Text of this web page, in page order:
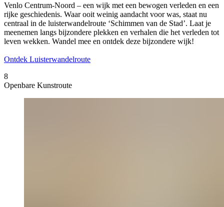
Venlo Centrum-Noord – een wijk met een bewogen verleden en een
rijke geschiedenis. Waar ooit weinig aandacht voor was, staat nu
centraal in de luisterwandelroute ‘Schimmen van de Stad’. Laat je
meenemen langs bijzondere plekken en verhalen die het verleden tot
leven wekken. Wandel mee en ontdek deze bijzondere wijk!
Ontdek Luisterwandelroute
8
Openbare Kunstroute